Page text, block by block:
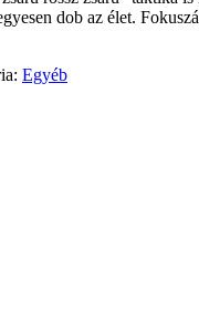
dob az élet.
Egyéb